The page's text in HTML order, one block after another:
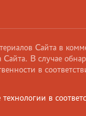
Сайта в
Сайта. В случае
в
в